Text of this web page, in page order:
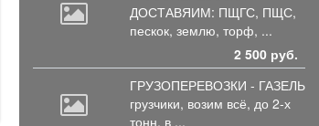
ДОСТАВЯИМ: ПЩГС, ПЩС,
пескок, землю, торф, ...
2 500 руб.
ГРУЗОПЕРЕВОЗКИ - ГАЗЕЛЬ
грузчики, возим всё, до 2-х
тонн, в ...